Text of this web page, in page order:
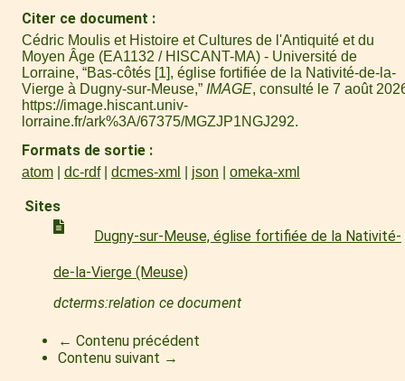
Citer ce document
Cédric Moulis et Histoire et Cultures de l'Antiquité et du
Moyen Âge (EA1132 / HISCANT-MA) - Université de
Lorraine, “Bas-côtés [1], église fortifiée de la Nativité-de-la-
Vierge à Dugny-sur-Meuse,” IMAGE, consulté le 7 août
https://image.hiscant.univ-
lorraine.fr/ark%3A/67375/MGZJP1NGJ292.
Formats de sortie
atom dc-rdf dcmes-xml json omeka-xml
Sites
Dugny-sur-Meuse, église fortifiée de la Nativité-
de-la-Vierge (Meuse)
dcterms:relation ce document
← Contenu précédent
Contenu suivant →